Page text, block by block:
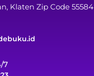
Klaten Zip Code 55584
7